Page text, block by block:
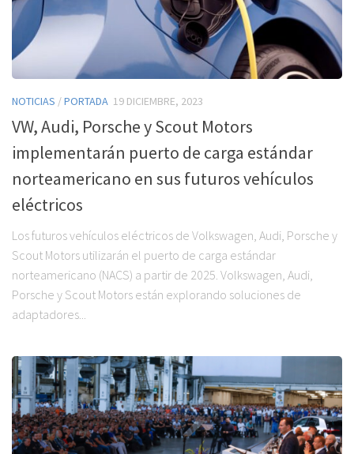
NOTICIAS /PORTADA 19 DICIEMBRE, 2023
VW, Audi, Porsche y Scout Motors
implementarán puerto de carga estándar
norteamericano en sus futuros vehículos
eléctricos
Los futuros vehículos eléctricos de Volkswagen, Audi, Porsche y
Scout Motors utilizarán el puerto de carga estándar
norteamericano (NACS) a partir de 2025. Volkswagen, Audi,
Porsche y Scout Motors están explorando soluciones de
adaptadores...